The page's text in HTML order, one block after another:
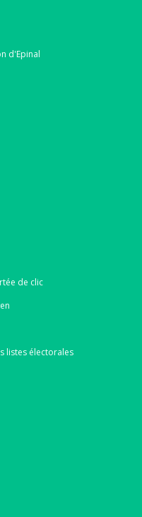
d'Epinal
de clic
listes électorales